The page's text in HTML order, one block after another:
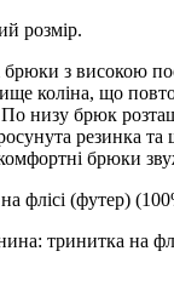
розмір.
брюки з високою
коліна, що
По низу брюк
резинка
брюки
флісі (футер)
тринитка на